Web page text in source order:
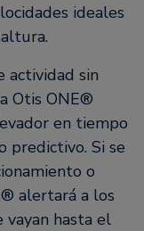
ideales
actividad sin
Otis ONE®
en tiempo
predictivo. Si se
o
alertará a los
vayan hasta el